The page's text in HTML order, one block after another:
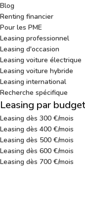
Blog
Renting financier
Pour les PME
Leasing professionnel
Leasing d'occasion
Leasing voiture électrique
Leasing voiture hybride
Leasing international
Recherche spécifique
Leasing par budget
Leasing dès 300 €/mois
Leasing dès 400 €/mois
Leasing dès 500 €/mois
Leasing dès 600 €/mois
Leasing dès 700 €/mois